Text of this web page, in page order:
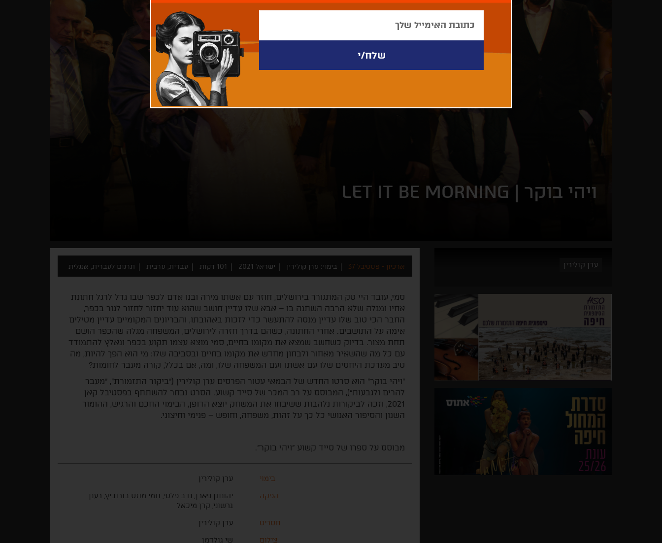
ויהי בוקר | LET IT BE MORNING
ערן קולירין ארכיון - פסטיבל 37 בימוי: ערן קולירין ישראל 2021 101 דקות עברית, ערבית תרגום לעברית, אנגלית
סמי, עובד היי טק המתגורר בירושלים, חוזר עם אשתו מירה ובנו אדם לכפר שבו גדל לרגל חתונת
אחיו ומגלה שלא הרבה השתנה בו – אבא שלו עדיין חושב שהוא עוד יחזור לחזור לגור בכפר,
החבר הכי טוב שלו עדיין מנסה להתעשר כדי לזכות באהובתו, והבריונים המקומיים עדיין מטילים
אימה על התושבים. אחרי החתונה, כשהם בדרך חזרה לירושלים, המשפחה מגלה שהכפר הושם
תחת מצור. בדיוק כשחשב שמצא את מקומו בחיים, סמי מוצא עצמו תקוע בכפר ונאלץ להתמודד
עם כל מה שהשאיר מאחור ולבחון מחדש את מקומו בחיים ובסביבה שלו: מי הוא הפך להיות, מה
טיב מערכת היחסים שלו עם אשתו ועם המשפחה שלו, ומה, אם בכלל, קורה מעבר לחומות?
"ויהי בוקר" הוא סרטו החדש של הבמאי עטור הפרסים ערן קולירין ("ביקור התזמורת", "מעבר
להרים ולגבעות"), המבוסס על רב המכר של סייד קשוע. הסרט נבחר להשתתף בפסטיבל קאן
2021, וזכה לביקורות נלהבות ששיבחו את המשחק יוצא הדופן, הבימוי החכם והרגיש, ההומור
השנון והסיפור האנושי כל כך על זהות, משפחה, וחופש – פנימי וחיצוני.
מבוסס על ספרו של סייד קשוע "ויהי בוקר".
בימוי
ערן קולירין
הפקה
יהונתן פארן, נדב פלטי, תמי מוזס בורוביץ, רענן
גרשוני, קרן מיכאל
תסריט
ערן קולירין
צילום
שי גולדמן